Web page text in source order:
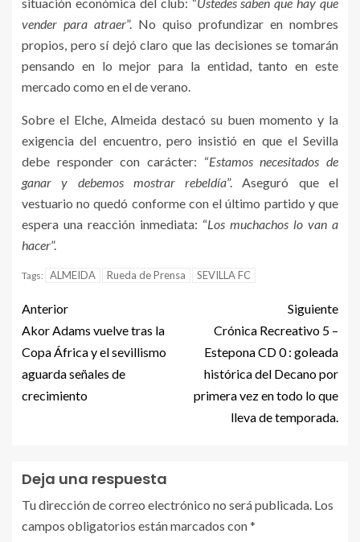
situación económica del club: “Ustedes saben que hay que
vender para atraer”. No quiso profundizar en nombres
propios, pero sí dejó claro que las decisiones se tomarán
pensando en lo mejor para la entidad, tanto en este
mercado como en el de verano.
Sobre el Elche, Almeida destacó su buen momento y la
exigencia del encuentro, pero insistió en que el Sevilla
debe responder con carácter: “Estamos necesitados de
ganar y debemos mostrar rebeldía”. Aseguró que el
vestuario no quedó conforme con el último partido y que
espera una reacción inmediata: “Los muchachos lo van a
hacer”.
Tags: ALMEIDA Rueda de Prensa SEVILLA FC
Anterior
Akor Adams vuelve tras la
Copa África y el sevillismo
aguarda señales de
crecimiento
Siguiente
Crónica Recreativo 5 –
Estepona CD 0 : goleada
histórica del Decano por
primera vez en todo lo que
lleva de temporada.
Deja una respuesta
Tu dirección de correo electrónico no será publicada. Los
campos obligatorios están marcados con*